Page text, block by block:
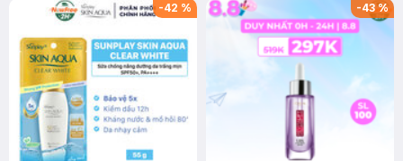
-42 % -43%